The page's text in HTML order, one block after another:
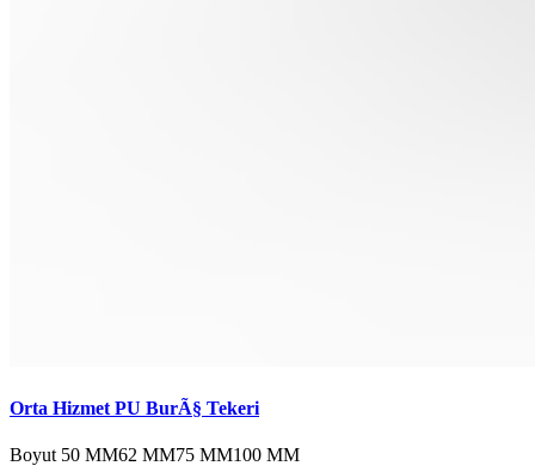
Orta Hizmet PU BurÃ§ Tekeri
Boyut 50 MM62 MM75 MM100 MM